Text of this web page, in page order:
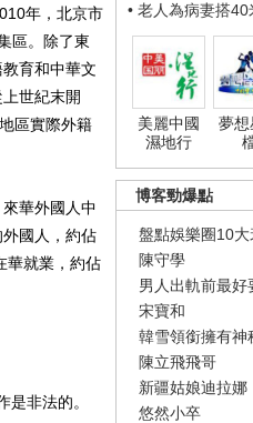
• 老人為病妻搭40
美麗中國
濕地行
夢想
博客勁爆點
盤點娛樂圈10
陳守學
男人出軌前最好
宋寶和
韓雪領銜擁有神
陳立飛飛哥
新疆姑娘迪拉娜
悠然小卒
年，北京市
區。除了東
育和中華文
世紀末開
區實際外籍
華外國人中
國人，約佔
華就業，約佔
非法的。